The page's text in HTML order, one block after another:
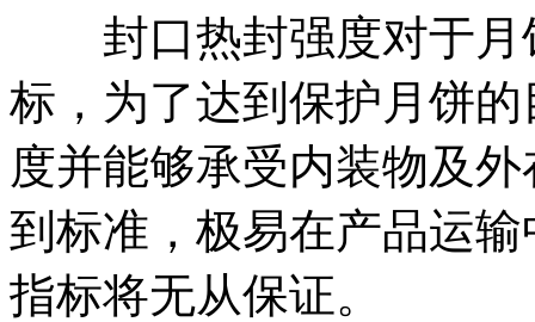
封口热封强度对于月
标，为了达到保护月饼
度并能够承受内装物及
到标准，极易在产品运
指标将无从保证。